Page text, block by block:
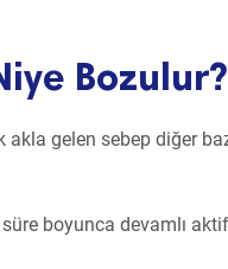
Bozulur?
akla gelen sebep diğer
süre boyunca devamlı